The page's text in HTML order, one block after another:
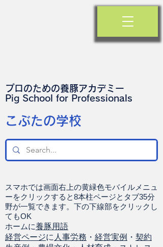
プロのための養豚アカデミー
​Pig School for Professionals
​こぶたの学校
スマホでは画面右上の黄緑色モバイルメニュ
ーをクリックすると8本柱ページとタブ35分
野が一覧できます。下の下線部をクリックし
てもOK
ホームに養豚用語
経営ページに 人事労務 ・ 経営実例 ・ 契約